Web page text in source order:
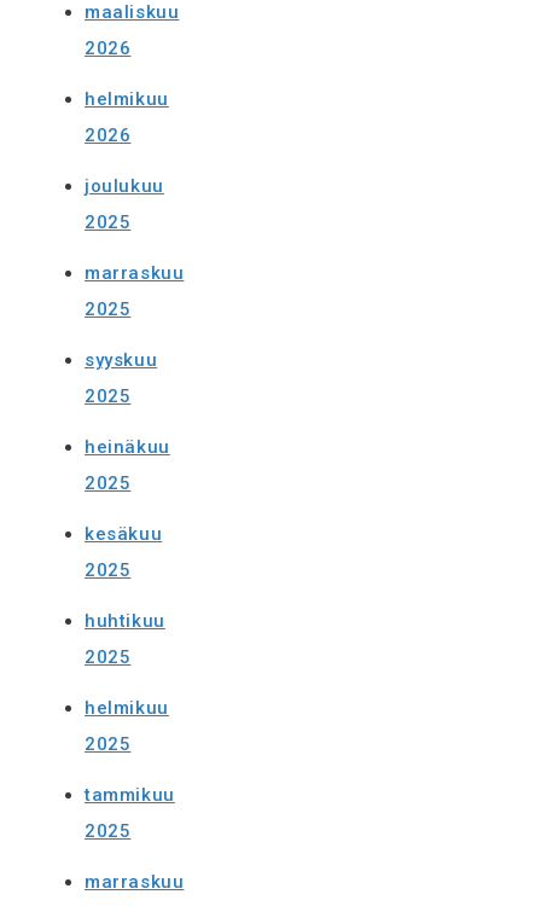
maaliskuu
2026
helmikuu
2026
joulukuu
2025
marraskuu
2025
syyskuu
2025
heinäkuu
2025
kesäkuu
2025
huhtikuu
2025
helmikuu
2025
tammikuu
2025
marraskuu